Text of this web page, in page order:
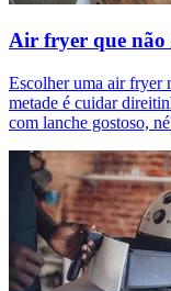
Air fryer que não
Escolher uma air fryer
metade é cuidar
com lanche gostoso,